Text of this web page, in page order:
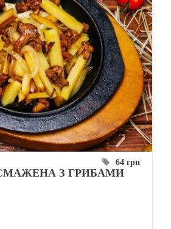
64 грн
З ГРИБАМИ